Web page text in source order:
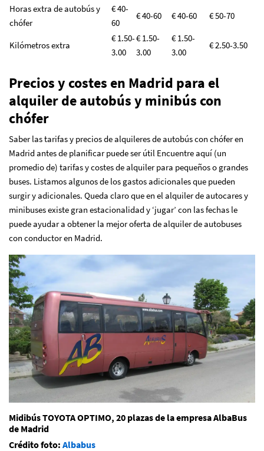
Horas extra de autobús y
chófer
€ 40-
60
€ 40-60 € 40-60 € 50-70
Kilómetros extra
€ 1.50-
3.00
€ 1.50-
3.00
€ 1.50-
3.00
€ 2.50-3.50
Precios y costes en Madrid para el
alquiler de autobús y minibús con
chófer
Saber las tarifas y precios de alquileres de autobús con chófer en
Madrid antes de planificar puede ser útil Encuentre aquí (un
promedio de) tarifas y costes de alquiler para pequeños o grandes
buses. Listamos algunos de los gastos adicionales que pueden
surgir y adicionales. Queda claro que en el alquiler de autocares y
minibuses existe gran estacionalidad y ‘jugar’ con las fechas le
puede ayudar a obtener la mejor oferta de alquiler de autobuses
con conductor en Madrid.
Midibús TOYOTA OPTIMO, 20 plazas de la empresa AlbaBus
de Madrid
Crédito foto: Albabus